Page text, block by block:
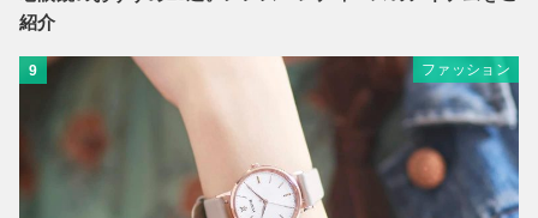
紹介
9 ファッション